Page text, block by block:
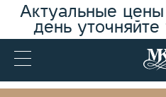
Актуальные
день